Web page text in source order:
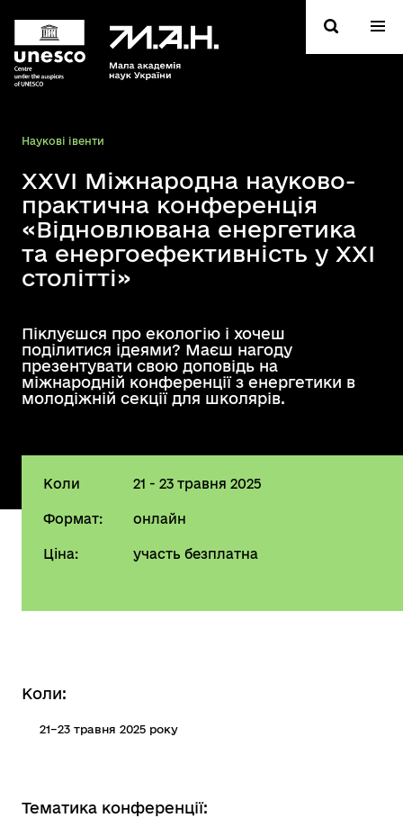
Hаукові івенти
XXVI Міжнародна науково-
практична конференція
«Відновлювана енергетика
та енергоефективність у XXI
столітті»
Піклуєшся про екологію і хочеш
поділитися ідеями? Маєш нагоду
презентувати свою доповідь на
міжнародній конференції з енергетики в
молодіжній секції для школярів.
Коли 21 - 23 травня 2025
Формат: онлайн
Ціна: участь безплатна
Коли:
21–23 травня 2025 року
Тематика конференції: